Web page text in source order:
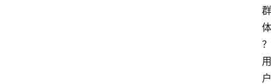
群
体
？
用
户